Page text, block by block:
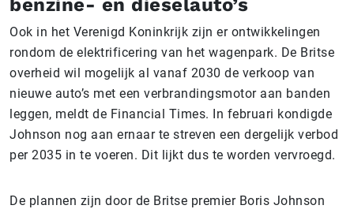
benzine- en dieselauto’s
Ook in het Verenigd Koninkrijk zijn er ontwikkelingen
rondom de elektrificering van het wagenpark. De Britse
overheid wil mogelijk al vanaf 2030 de verkoop van
nieuwe auto’s met een verbrandingsmotor aan banden
leggen, meldt de Financial Times. In februari kondigde
Johnson nog aan ernaar te streven een dergelijk verbod
per 2035 in te voeren. Dit lijkt dus te worden vervroegd.
De plannen zijn door de Britse premier Boris Johnson